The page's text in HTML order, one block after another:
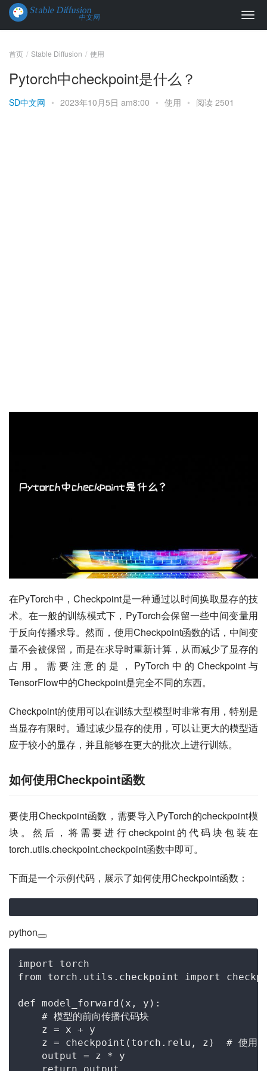
首页 Stable Diffusion 使用
Pytorch中checkpoint是什么？
SD中文网 • 2023年10月5日 am8:00 • 使用 • 阅读 2501
在PyTorch中，Checkpoint是一种通过以时间换取显存的技
术。在一般的训练模式下，PyTorch会保留一些中间变量用
于反向传播求导。然而，使用Checkpoint函数的话，中间变
量不会被保留，而是在求导时重新计算，从而减少了显存的
占用。需要注意的是，PyTorch中的Checkpoint与
TensorFlow中的Checkpoint是完全不同的东西。
Checkpoint的使用可以在训练大型模型时非常有用，特别是
当显存有限时。通过减少显存的使用，可以让更大的模型适
应于较小的显存，并且能够在更大的批次上进行训练。
如何使用Checkpoint函数
要使用Checkpoint函数，需要导入PyTorch的checkpoint模
块。然后，将需要进行checkpoint的代码块包装在
torch.utils.checkpoint.checkpoint函数中即可。
下面是一个示例代码，展示了如何使用Checkpoint函数：
python
import
from torch.utils.checkpoint import
def model_forward ( x, y ):
# 模型的前向传播代码块
    z = x + y
    z = checkpoint(torch.relu, z)
# 使用
    output = z * y
return output